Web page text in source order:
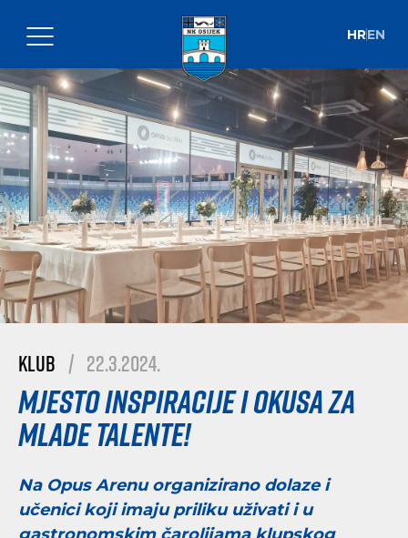
HREN
Klub | 22.3.2024.
Mjesto inspiracije i okusa za
mlade talente!
Na Opus Arenu organizirano dolaze i
učenici koji imaju priliku uživati i u